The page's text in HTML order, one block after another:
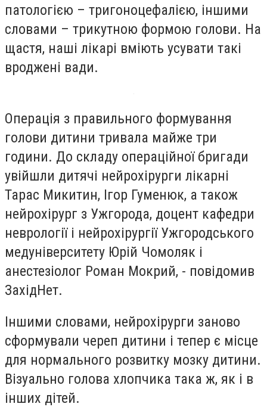
патологією – тригоноцефалією, іншими
словами – трикутною формою голови. На
щастя, наші лікарі вміють усувати такі
вроджені вади.
Операція з правильного формування
голови дитини тривала майже три
години. До складу операційної бригади
увійшли дитячі нейрохірурги лікарні
Тарас Микитин, Ігор Гуменюк, а також
нейрохірург з Ужгорода, доцент кафедри
неврології і нейрохірургії Ужгородського
медуніверситету Юрій Чомоляк і
анестезіолог Роман Мокрий, - повідомив
ЗахідНет.
Іншими словами, нейрохірурги заново
сформували череп дитини і тепер є місце
для нормального розвитку мозку дитини.
Візуально голова хлопчика така ж, як і в
інших дітей.